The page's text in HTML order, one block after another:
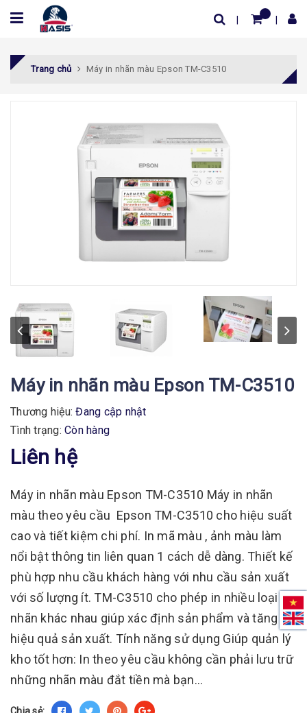
Trang chủ Máy in nhãn màu Epson TM-C3510
Máy in nhãn màu Epson TM-C3510
Thương hiệu: Đang cập nhật
Tình trạng: Còn hàng
Liên hệ
Máy in nhãn màu Epson TM-C3510 Máy in nhãn
màu theo yêu cầu Epson TM-C3510 cho hiệu suất
cao và tiết kiệm chi phí. In mã màu , ảnh màu làm
nổi bật thông tin liên quan 1 cách dễ dàng. Thiết kế
phù hợp nhu cầu khách hàng với nhu cầu sản xuất
với số lượng ít. TM-C3510 cho phép in nhiều loại
nhãn khác nhau giúp xác định sản phẩm và tăng
hiệu quả sản xuất. Tính năng sử dụng Giúp quản lý
kho tốt hơn: In theo yêu cầu không cần phải lưu trữ
những nhãn màu đắt tiền mà bạn...